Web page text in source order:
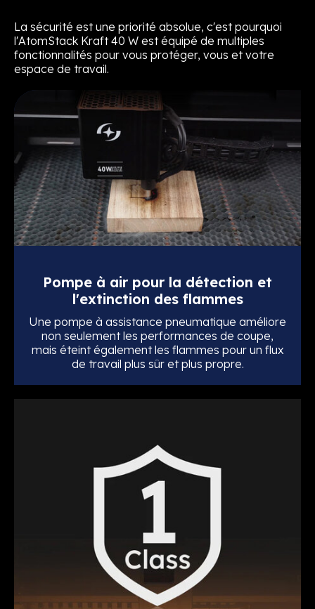
La sécurité est une priorité absolue, c'est pourquoi
l'AtomStack Kraft 40 W est équipé de multiples
fonctionnalités pour vous protéger, vous et votre
espace de travail.
Pompe à air pour la détection et
l'extinction des flammes
Une pompe à assistance pneumatique améliore
non seulement les performances de coupe,
mais éteint également les flammes pour un flux
de travail plus sûr et plus propre.